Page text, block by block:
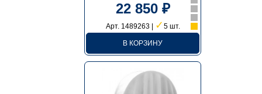
22 850 ₽
Арт. 1489263 | ✓ 5 шт.
В КОРЗИНУ